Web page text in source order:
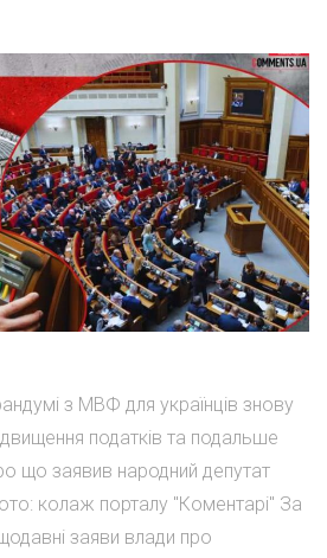
з МВФ для українців знову
податків та подальше
що заявив народний депутат
колаж порталу "Коментарі" За
заяви влади про